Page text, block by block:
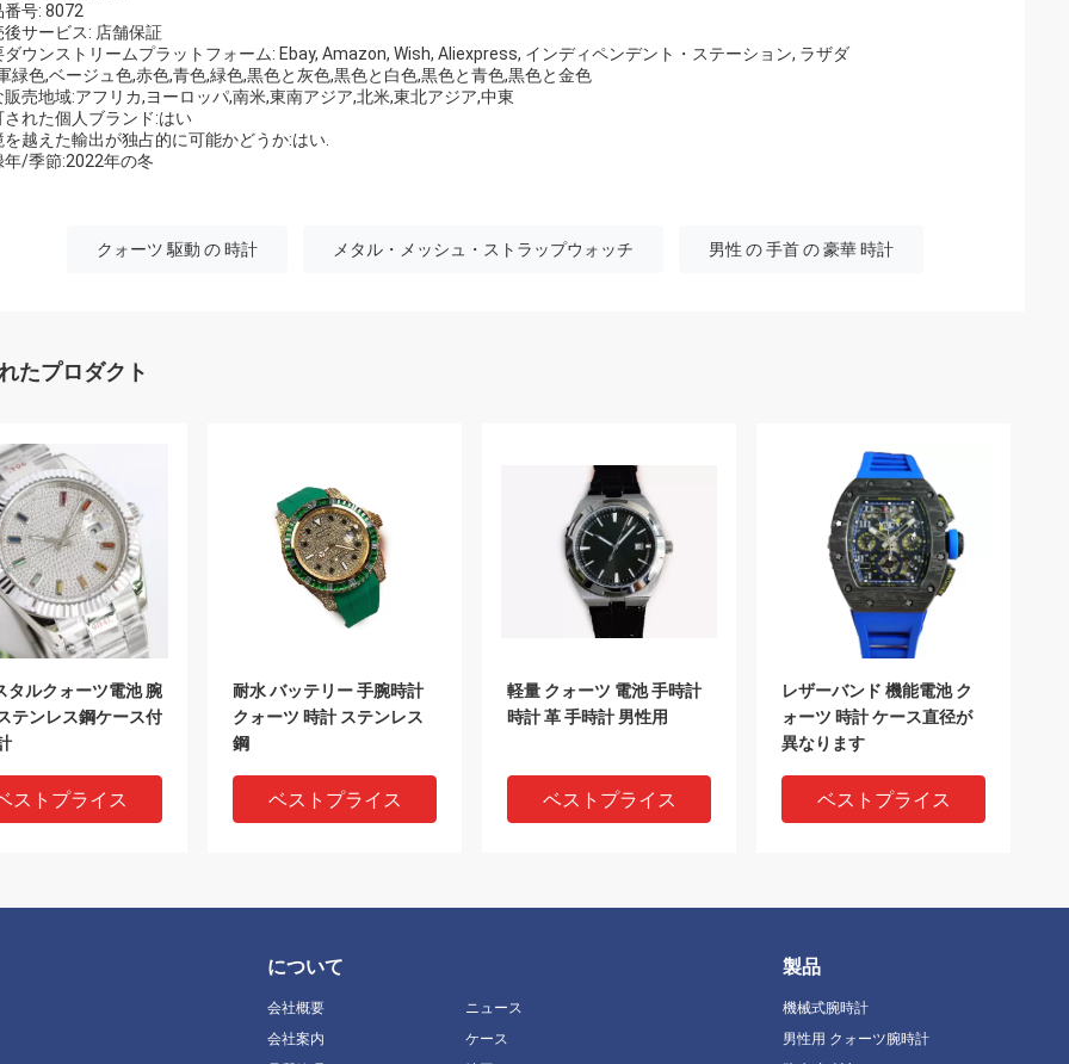
番号: 8072
後サービス: 店舗保証
ダウンストリームプラットフォーム: Ebay, Amazon, Wish, Aliexpress, インディペンデント・ステーション, ラザダ
緑色,ベージュ色,赤色,青色,緑色,黒色と灰色,黒色と白色,黒色と青色,黒色と金色
販売地域:アフリカ,ヨーロッパ,南米,東南アジア,北米,東北アジア,中東
された個人ブランド:はい
を越えた輸出が独占的に可能かどうか:はい.
年/季節:2022年の冬
クォーツ 駆動 の 時計 メタル・メッシュ・ストラップウォッチ 男性 の 手首 の 豪華 時計
たプロダクト
タルクォーツ電池 腕
テンレス鋼ケース付
ストプライス
耐水 バッテリー 手腕時計
クォーツ 時計 ステンレス
鋼
ベストプライス
軽量 クォーツ 電池 手時計
時計 革 手時計 男性用
ベストプライス
レザーバンド 機能電池 ク
ォーツ 時計 ケース直径が
異なります
ベストプライス
について
会社概要
会社案内
ニュース
ケース
製品
機械式腕時計
男性用 クォーツ腕時計